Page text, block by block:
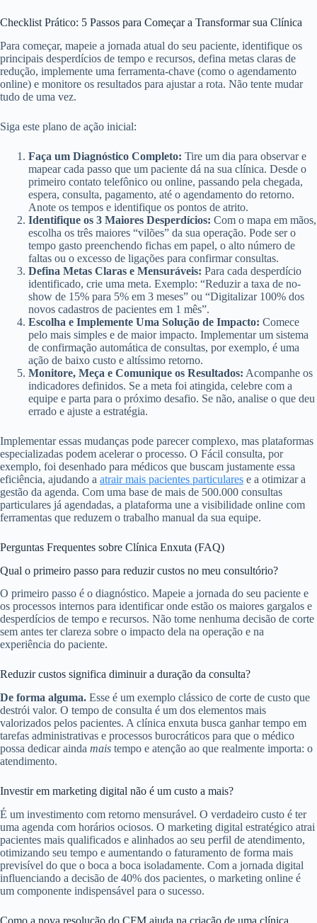
Checklist Prático: 5 Passos para Começar a Transformar sua Clínica
Para começar, mapeie a jornada atual do seu paciente, identifique os
principais desperdícios de tempo e recursos, defina metas claras de
redução, implemente uma ferramenta-chave (como o agendamento
online) e monitore os resultados para ajustar a rota. Não tente mudar
tudo de uma vez.
Siga este plano de ação inicial:
Faça um Diagnóstico Completo: Tire um dia para observar e
mapear cada passo que um paciente dá na sua clínica. Desde o
primeiro contato telefônico ou online, passando pela chegada,
espera, consulta, pagamento, até o agendamento do retorno.
Anote os tempos e identifique os pontos de atrito.
Identifique os 3 Maiores Desperdícios: Com o mapa em mãos,
escolha os três maiores “vilões” da sua operação. Pode ser o
tempo gasto preenchendo fichas em papel, o alto número de
faltas ou o excesso de ligações para confirmar consultas.
Defina Metas Claras e Mensuráveis: Para cada desperdício
identificado, crie uma meta. Exemplo: “Reduzir a taxa de no-
show de 15% para 5% em 3 meses” ou “Digitalizar 100% dos
novos cadastros de pacientes em 1 mês”.
Escolha e Implemente Uma Solução de Impacto: Comece
pelo mais simples e de maior impacto. Implementar um sistema
de confirmação automática de consultas, por exemplo, é uma
ação de baixo custo e altíssimo retorno.
Monitore, Meça e Comunique os Resultados: Acompanhe os
indicadores definidos. Se a meta foi atingida, celebre com a
equipe e parta para o próximo desafio. Se não, analise o que deu
errado e ajuste a estratégia.
Implementar essas mudanças pode parecer complexo, mas plataformas
especializadas podem acelerar o processo. O Fácil consulta, por
exemplo, foi desenhado para médicos que buscam justamente essa
eficiência, ajudando a atrair mais pacientes particulares e a otimizar a
gestão da agenda. Com uma base de mais de 500.000 consultas
particulares já agendadas, a plataforma une a visibilidade online com
ferramentas que reduzem o trabalho manual da sua equipe.
Perguntas Frequentes sobre Clínica Enxuta (FAQ)
Qual o primeiro passo para reduzir custos no meu consultório?
O primeiro passo é o diagnóstico. Mapeie a jornada do seu paciente e
os processos internos para identificar onde estão os maiores gargalos e
desperdícios de tempo e recursos. Não tome nenhuma decisão de corte
sem antes ter clareza sobre o impacto dela na operação e na
experiência do paciente.
Reduzir custos significa diminuir a duração da consulta?
De forma alguma. Esse é um exemplo clássico de corte de custo que
destrói valor. O tempo de consulta é um dos elementos mais
valorizados pelos pacientes. A clínica enxuta busca ganhar tempo em
tarefas administrativas e processos burocráticos para que o médico
possa dedicar ainda mais tempo e atenção ao que realmente importa: o
atendimento.
Investir em marketing digital não é um custo a mais?
É um investimento com retorno mensurável. O verdadeiro custo é ter
uma agenda com horários ociosos. O marketing digital estratégico atrai
pacientes mais qualificados e alinhados ao seu perfil de atendimento,
otimizando seu tempo e aumentando o faturamento de forma mais
previsível do que o boca a boca isoladamente. Com a jornada digital
influenciando a decisão de 40% dos pacientes, o marketing online é
um componente indispensável para o sucesso.
Como a nova resolução do CFM ajuda na criação de uma clínica